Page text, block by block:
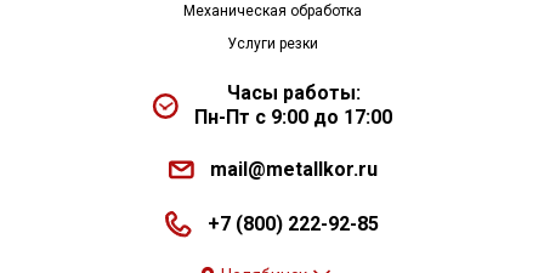
Механическая обработка
Услуги резки
Часы работы:
Пн-Пт с 9:00 до 17:00
mail@metallkor.ru
+7 (800) 222-92-85